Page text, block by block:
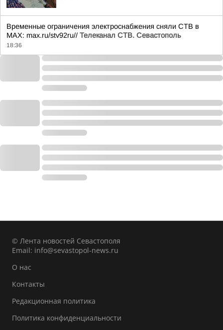
Временные ограничения электроснабжения сняли СТВ в
MAX: max.ru/stv92ru// Телеканал CТВ. Севастополь
18:36
© Лента новостей Севастополя
Email: info@sevastopol-news.ru
О нас
Контакты
Редакционная политика
Политика конфиденциальности